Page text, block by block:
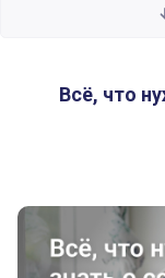
Всё, что